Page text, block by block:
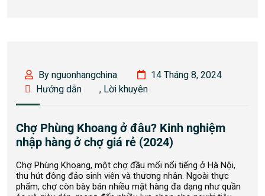
By nguonhangchina
14 Tháng 8, 2024
Hướng dẫn
, Lời khuyên
Chợ Phùng Khoang ở đâu? Kinh nghiệm
nhập hàng ở chợ giá rẻ (2024)
Chợ Phùng Khoang, một chợ đầu mối nổi tiếng ở Hà Nội,
thu hút đông đảo sinh viên và thương nhân. Ngoài thực
phẩm, chợ còn bày bán nhiều mặt hàng đa dạng như quần